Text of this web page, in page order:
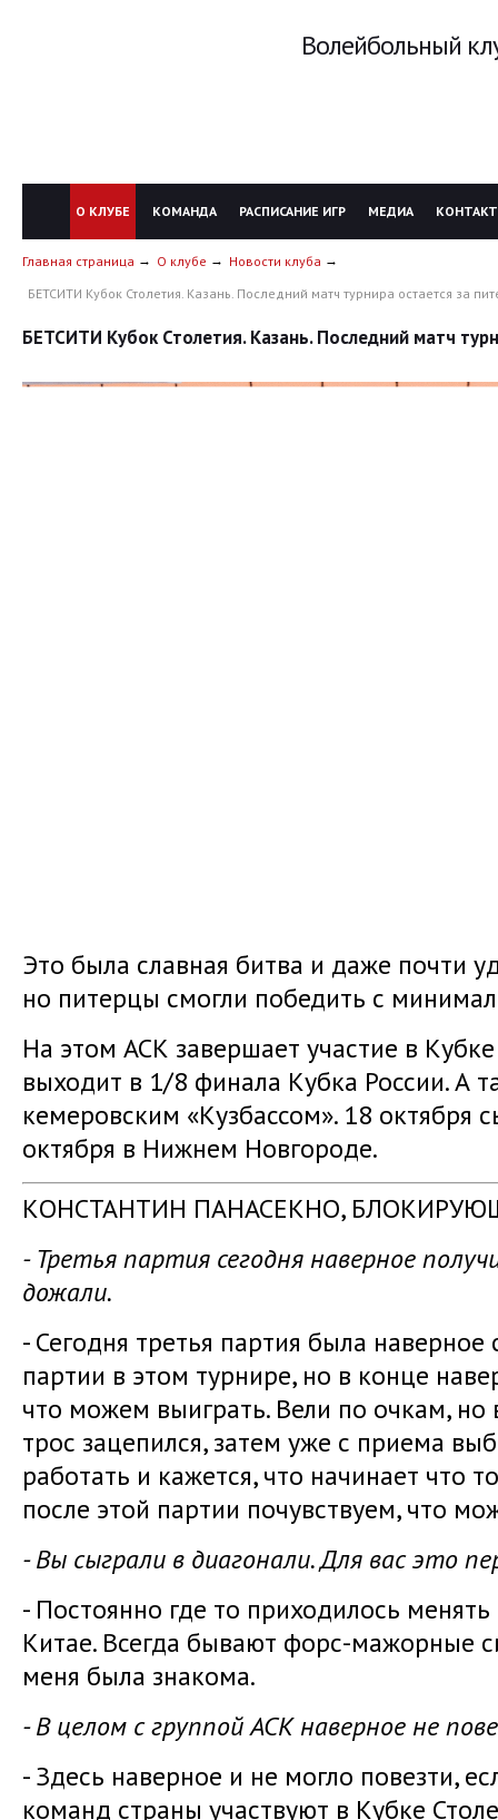
Волейбольный
О КЛУБЕ КОМАНДА РАСПИСАНИЕ ИГР МЕДИА
Главная страница О клубе
Новости клуба
БЕТСИТИ Кубок Столетия. Казань. Последний матч турнира остается за
БЕТСИТИ Кубок Столетия. Казань. Последний матч
Это была славная битва и даже почти
но питерцы смогли победить с
На этом АСК завершает участие в
выходит в 1/8 финала Кубка России. А
кемеровским «Кузбассом». 18 октября
октября в Нижнем Новгороде.
КОНСТАНТИН ПАНАСЕКНО,
- Третья партия сегодня наверное
дожали.
- Сегодня третья партия была
партии в этом турнире, но в конце
что можем выиграть. Вели по очкам,
трос зацепился, затем уже с приема
работать и кажется, что начинает что
после этой партии почувствуем, что
- Вы сыграли в диагонали. Для вас это
- Постоянно где то приходилось
Китае. Всегда бывают форс-мажорные
меня была знакома.
- В целом с группой АСК наверное не
- Здесь наверное и не могло повезти,
команд страны участвуют в Кубке